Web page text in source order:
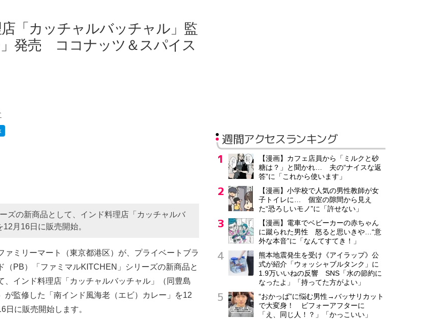
「カッチャルバッチャル」監
発売 ココナッツ＆スパイス
ズの新商品として、インド料理店「カッチャルバ
月16日に販売開始。
ミリーマート（東京都港区）が、プライベートブラ
（PB）「ファミマルKITCHEN」シリーズの新商品と
、インド料理店「カッチャルバッチャル」（同豊島
が監修した「南インド風海老（エビ）カレー」を12
日に販売開始します。
週間アクセスランキング
【漫画】カフェ店員から「ミルクと砂
糖は？」と聞かれ… 夫の“ナイスな返
答”に「これから使います」
【漫画】小学校で人気の男性教師が女
子トイレに… 個室の隙間から見え
た“恐ろしいモノ”に「許せない」
【漫画】電車でベビーカーの赤ちゃん
に蹴られた男性 怒ると思いきや…“意
外な本音”に「なんてすてき！」
熊本地震発生を受け《アイラップ》公
式が紹介「ウォッシャブルタンク」に
1.9万いいねの反響 SNS「水の節約に
なったよ」「持ってた方がよい」
“おかっぱ”に悩む男性→バッサリカット
で大変身！ ビフォーアフターに
「え、同じ人！？」「かっこいい」